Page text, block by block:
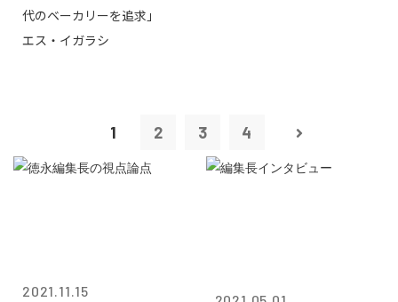
代のベーカリーを追求」
エス・イガラシ
1 2 3 4
2021.11.15